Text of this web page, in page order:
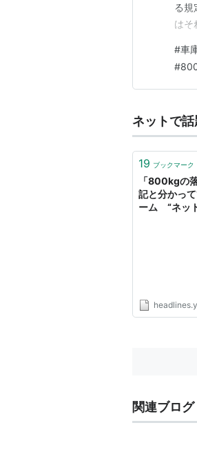
る規
はそ
・・
はし
#車
#
ネットで話
19 ブックマーク
「800kgの
記と分かっ
ーム “ネッ
関連ブログ